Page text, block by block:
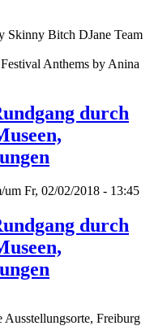
Skinny Bitch DJane Team
Anthems by Anina
durch
um Fr, 02/02/2018 - 13:45
durch
Ausstellungsorte, Freiburg